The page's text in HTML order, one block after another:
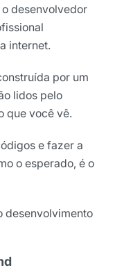
desenvolvedor
internet.
por um
lidos pelo
que você vê.
e fazer a
o esperado, é o
desenvolvimento